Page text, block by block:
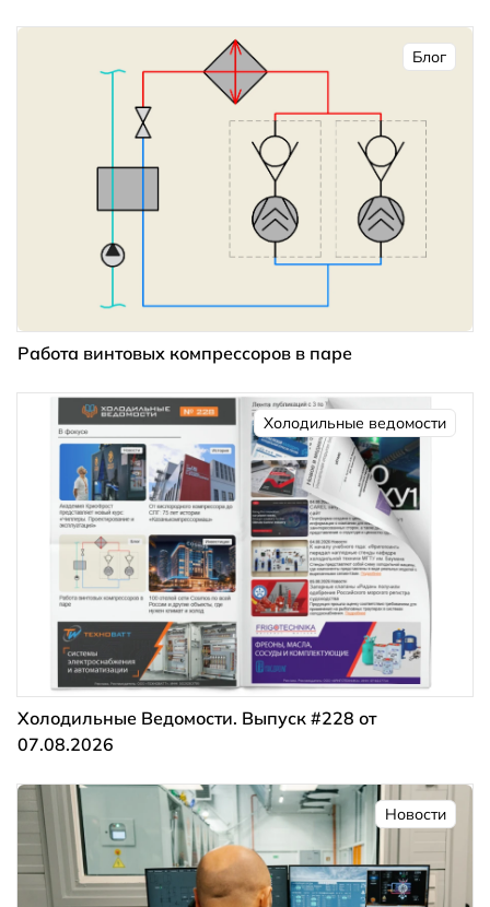
Блог
Работа винтовых компрессоров в паре
Холодильные ведомости
Холодильные Ведомости. Выпуск #228 от
07.08.2026
Новости